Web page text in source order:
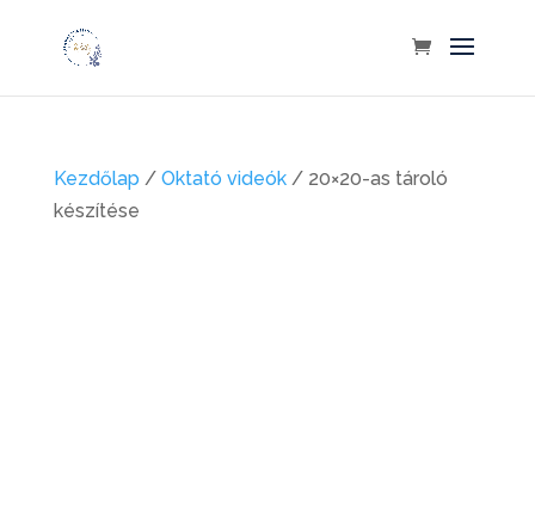
Kezdőlap / Oktató videók/ 20×20-as tároló
készítése